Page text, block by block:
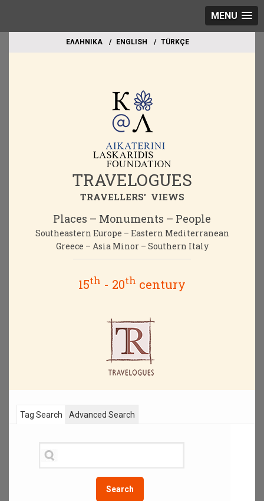
MENU
EΛΛΗΝΙΚΑ ΕΝGLISH TÜRKÇE
TRAVELOGUES
TRAVELLERS' VIEWS
Places – Monuments – People
Southeastern Europe – Eastern Mediterranean
Greece – Asia Minor – Southern Italy
15th - 20th century
Tag Search
Search
Advanced Search